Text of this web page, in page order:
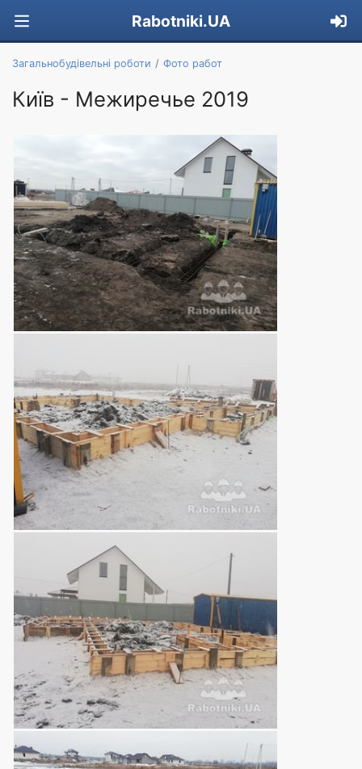
Rabotniki.UA
Загальнобудівельні роботи Фото работ
Київ - Межиречье 2019